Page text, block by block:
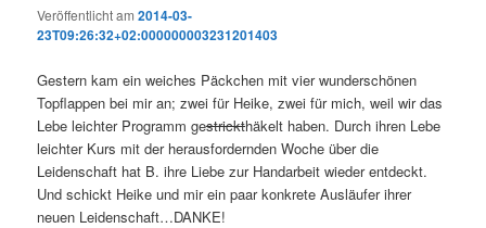
Veröffentlicht am2014-03-
23T09:26:32+02:000000003231201403
Gestern kam ein weiches Päckchen mit vier wunderschönen
Topflappen bei mir an; zwei für Heike, zwei für mich, weil wir das
Lebe leichter Programm gestrickthäkelt haben. Durch ihren Lebe
leichter Kurs mit der herausfordernden Woche über die
Leidenschaft hat B. ihre Liebe zur Handarbeit wieder entdeckt.
Und schickt Heike und mir ein paar konkrete Ausläufer ihrer
neuen Leidenschaft…DANKE!